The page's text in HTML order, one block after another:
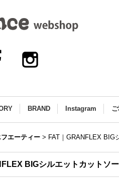
BRAND Instagram
フエーティー > FAT｜GRANFLEX BIG
BIGシルエットカットソ